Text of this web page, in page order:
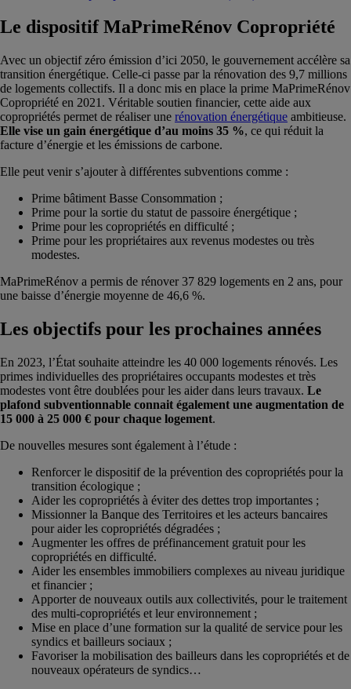
Le dispositif MaPrimeRénov Copropriété
Avec un objectif zéro émission d’ici 2050, le gouvernement accélère sa
transition énergétique. Celle-ci passe par la rénovation des 9,7 millions
de logements collectifs. Il a donc mis en place la prime MaPrimeRénov
Copropriété en 2021. Véritable soutien financier, cette aide aux
copropriétés permet de réaliser une rénovation énergétique ambitieuse.
Elle vise un gain énergétique d’au moins 35 %, ce qui réduit la
facture d’énergie et les émissions de carbone.
Elle peut venir s’ajouter à différentes subventions comme :
Prime bâtiment Basse Consommation ;
Prime pour la sortie du statut de passoire énergétique ;
Prime pour les copropriétés en difficulté ;
Prime pour les propriétaires aux revenus modestes ou très
modestes.
MaPrimeRénov a permis de rénover 37 829 logements en 2 ans, pour
une baisse d’énergie moyenne de 46,6 %.
Les objectifs pour les prochaines années
En 2023, l’État souhaite atteindre les 40 000 logements rénovés. Les
primes individuelles des propriétaires occupants modestes et très
modestes vont être doublées pour les aider dans leurs travaux. Le
plafond subventionnable connait également une augmentation de
15 000 à 25 000 € pour chaque logement.
De nouvelles mesures sont également à l’étude :
Renforcer le dispositif de la prévention des copropriétés pour la
transition écologique ;
Aider les copropriétés à éviter des dettes trop importantes ;
Missionner la Banque des Territoires et les acteurs bancaires
pour aider les copropriétés dégradées ;
Augmenter les offres de préfinancement gratuit pour les
copropriétés en difficulté.
Aider les ensembles immobiliers complexes au niveau juridique
et financier ;
Apporter de nouveaux outils aux collectivités, pour le traitement
des multi-copropriétés et leur environnement ;
Mise en place d’une formation sur la qualité de service pour les
syndics et bailleurs sociaux ;
Favoriser la mobilisation des bailleurs dans les copropriétés et de
nouveaux opérateurs de syndics…